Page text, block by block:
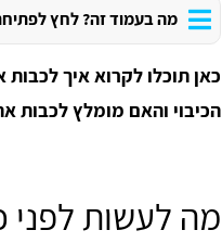
מה בעמוד זה? לחץ לפתיחת
כאן תוכלו לקרוא איך
הכיבוי והאם מומלץ לכבות
מה לעשות לפני